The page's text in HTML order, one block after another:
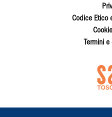
Codice Etico
Termini